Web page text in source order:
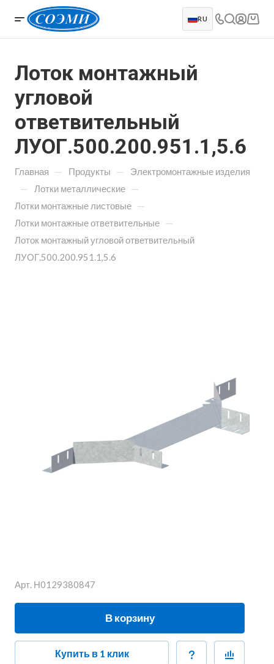
RU
Лоток монтажный
угловой
ответвительный
ЛУОГ.500.200.951.1,5.6
Главная — Продукты — Электромонтажные изделия
— Лотки металлические —
Лотки монтажные листовые —
Лотки монтажные ответвительные —
Лоток монтажный угловой ответвительный
ЛУОГ.500.200.951.1,5.6
Арт. Н0129380847
В корзину
Купить в 1 клик